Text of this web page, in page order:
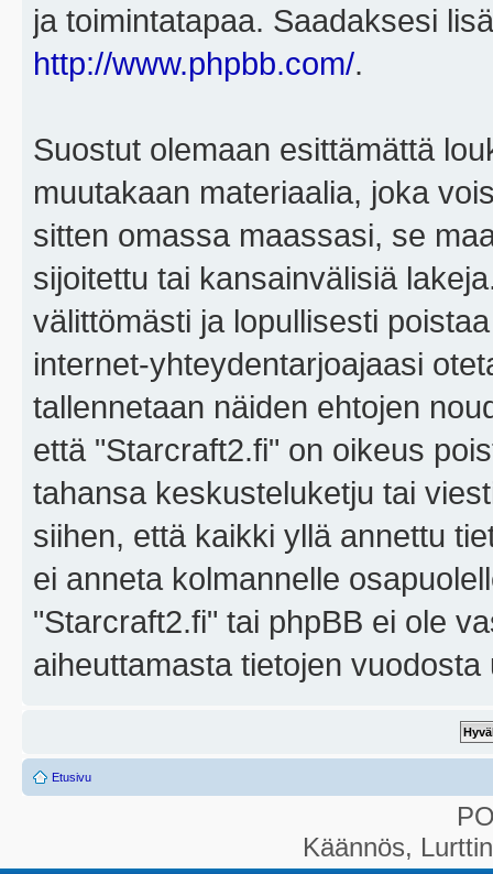
ja toimintatapaa. Saadaksesi
http://www.phpbb.com/.
Suostut olemaan esittämättä
muutakaan materiaalia, joka
sitten omassa maassasi, se
sijoitettu tai kansainvälisiä
välittömästi ja lopullisesti
internet-yhteydentarjoajaasi
tallennetaan näiden ehtojen
että "Starcraft2.fi" on oikeus
tahansa keskusteluketju tai
siihen, että kaikki yllä annettu
ei anneta kolmannelle
"Starcraft2.fi" tai phpBB ei ole
aiheuttamasta tietojen
Etusivu
Käännös,